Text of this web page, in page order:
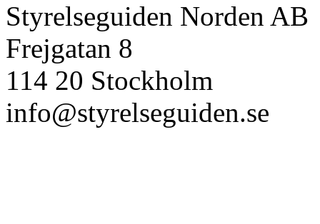
Styrelseguiden Norden AB
Frejgatan 8
114 20 Stockholm
info@styrelseguiden.se